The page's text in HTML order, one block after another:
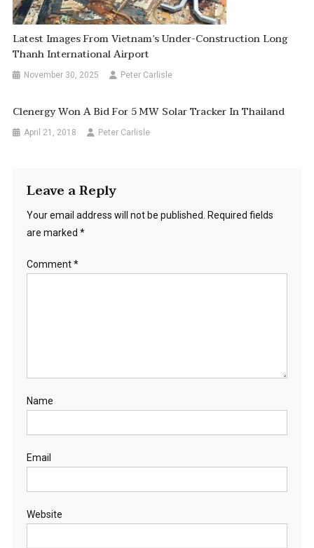
Latest Images From Vietnam’s Under-Construction Long
Thanh International Airport
November 30, 2025 Peter Carlisle
Clenergy Won A Bid For 5 MW Solar Tracker In Thailand
April 21, 2018 Peter Carlisle
Leave a Reply
Your email address will not be published. Required fields
are marked *
Comment*
Name
Email
Website